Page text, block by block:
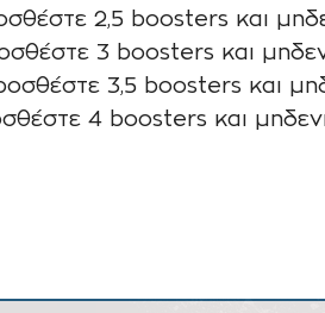
2,5 boosters και
3 boosters και
3,5 boosters και
4 boosters και